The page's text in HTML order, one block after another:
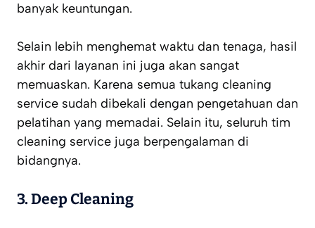
banyak keuntungan.
Selain lebih menghemat waktu dan tenaga, hasil
akhir dari layanan ini juga akan sangat
memuaskan. Karena semua tukang cleaning
service sudah dibekali dengan pengetahuan dan
pelatihan yang memadai. Selain itu, seluruh tim
cleaning service juga berpengalaman di
bidangnya.
3.Deep Cleaning